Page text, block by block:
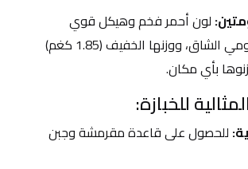
بأي مكان.
للخبازة: